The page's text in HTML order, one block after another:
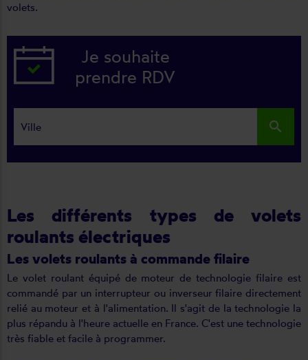
volets.
Je souhaite
prendre RDV
search
Les différents types de volets
roulants électriques
Les volets roulants à commande filaire
Le volet roulant équipé de moteur de technologie filaire est
commandé par un interrupteur ou inverseur filaire directement
relié au moteur et à l'alimentation. Il s'agit de la technologie la
plus répandu à l'heure actuelle en France. C'est une technologie
très fiable et facile à programmer.